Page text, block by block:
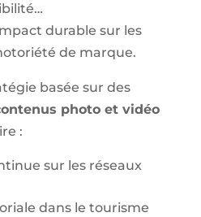
durable sur les
de marque.
basée sur des
photo et vidéo
:
sur les réseaux
dans le tourisme